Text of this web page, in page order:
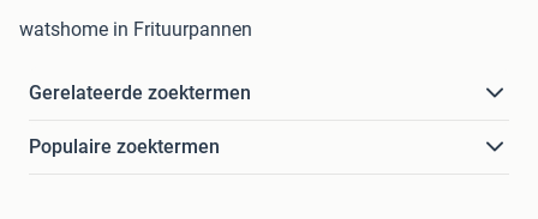
watshome in Frituurpannen
Gerelateerde zoektermen
Populaire zoektermen